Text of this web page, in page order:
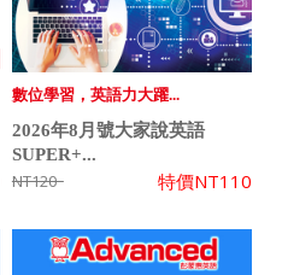
數位學習，英語力大躍...
2026年8月號大家說英語
SUPER+...
NT120 特價NT110